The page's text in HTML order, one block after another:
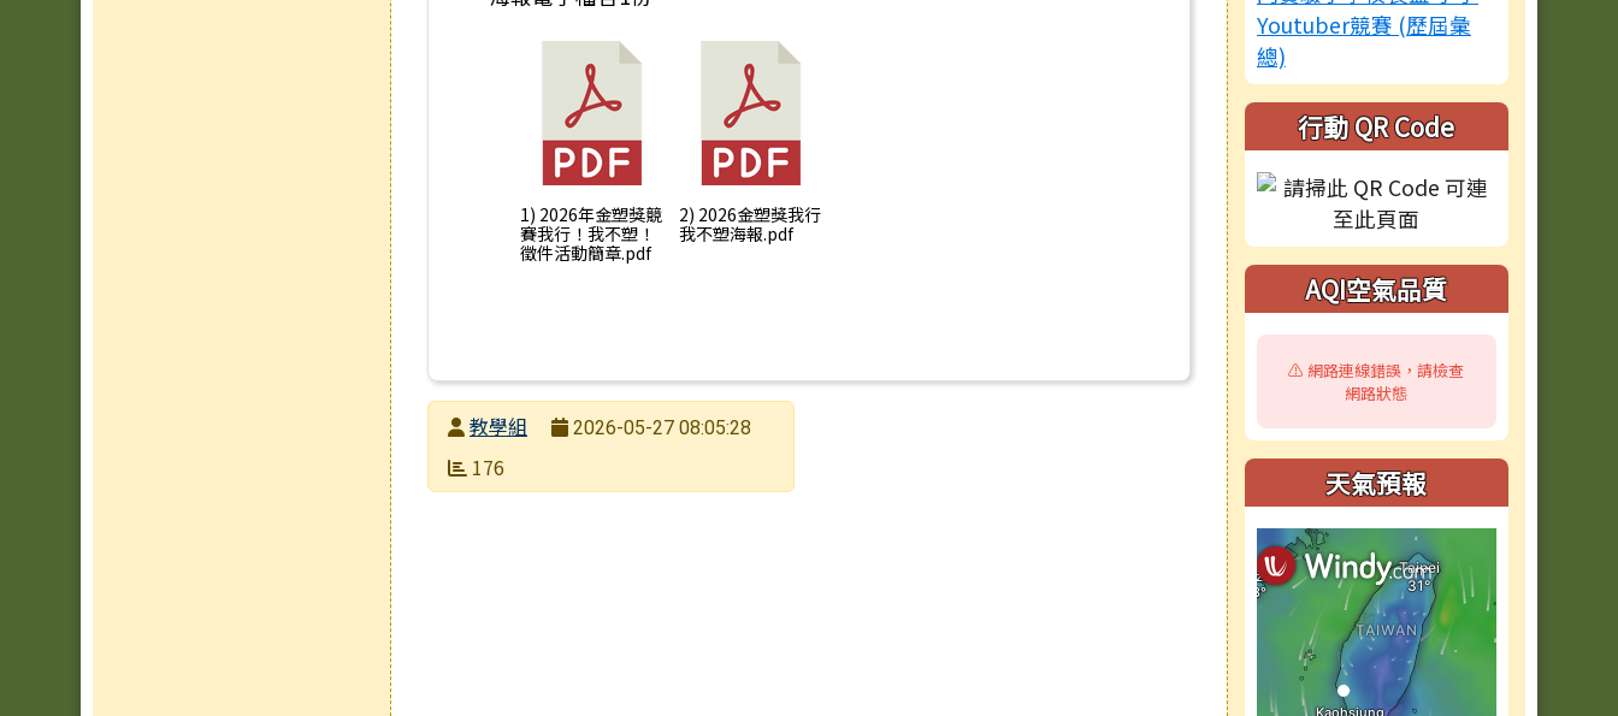
1) 2026年金塑獎競
賽我行！我不塑！
徵件活動簡章.pdf
2) 2026金塑獎我行
我不塑海報.pdf
發布者教學組
發布日期
2026-05-27 08:05:28
瀏覽次數
176
行動 QR Code
AQI空氣品質
⚠️ 網路連線錯誤，請檢查
網路狀態
天氣預報